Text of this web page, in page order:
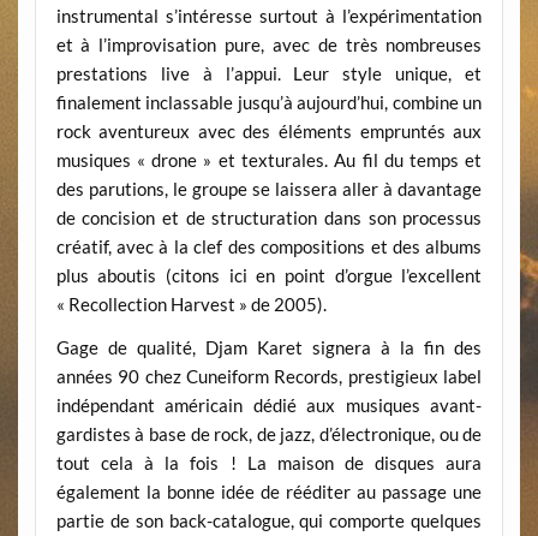
instrumental s’intéresse surtout à l’expérimentation
et à l’improvisation pure, avec de très nombreuses
prestations live à l’appui. Leur style unique, et
finalement inclassable jusqu’à aujourd’hui, combine un
rock aventureux avec des éléments empruntés aux
musiques « drone » et texturales. Au fil du temps et
des parutions, le groupe se laissera aller à davantage
de concision et de structuration dans son processus
créatif, avec à la clef des compositions et des albums
plus aboutis (citons ici en point d’orgue l’excellent
« Recollection Harvest » de 2005).
Gage de qualité, Djam Karet signera à la fin des
années 90 chez Cuneiform Records, prestigieux label
indépendant américain dédié aux musiques avant-
gardistes à base de rock, de jazz, d’électronique, ou de
tout cela à la fois ! La maison de disques aura
également la bonne idée de rééditer au passage une
partie de son back-catalogue, qui comporte quelques